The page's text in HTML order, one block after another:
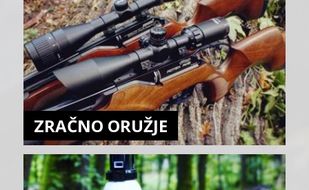
ZRAČNO ORUŽJE